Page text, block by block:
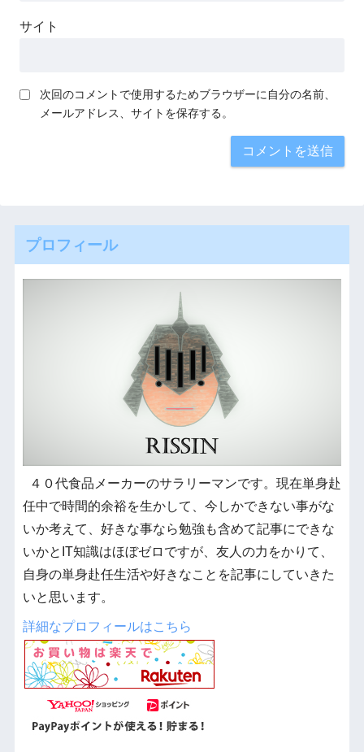
サイト
次回のコメントで使用するためブラウザーに自分の名前、
メールアドレス、サイトを保存する。
プロフィール
４０代食品メーカーのサラリーマンです。現在単身赴
任中で時間的余裕を生かして、今しかできない事がな
いか考えて、好きな事なら勉強も含めて記事にできな
いかとIT知識はほぼゼロですが、友人の力をかりて、
自身の単身赴任生活や好きなことを記事にしていきた
いと思います。
詳細なプロフィールはこちら